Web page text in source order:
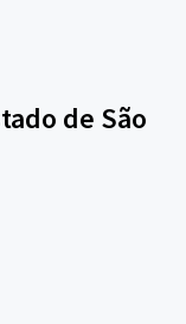
de São